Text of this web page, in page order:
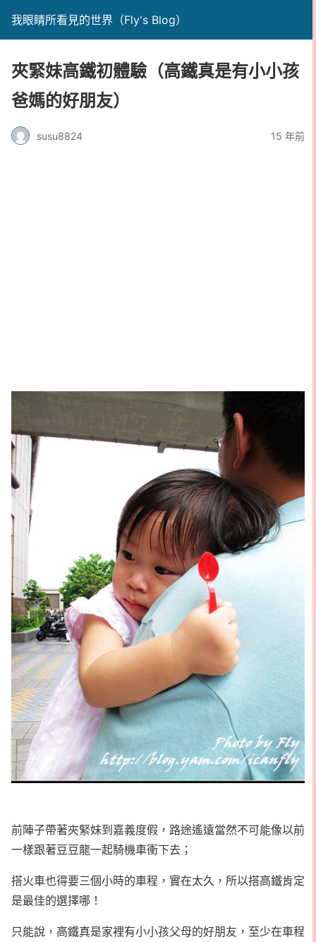
我眼睛所看見的世界（Fly's Blog）
夾緊妹高鐵初體驗（高鐵真是有小小孩
爸媽的好朋友）
susu8824 15 年前
前陣子帶著夾緊妹到嘉義度假，路途遙遠當然不可能像以前
一樣跟著豆豆龍一起騎機車衝下去；
搭火車也得要三個小時的車程，實在太久，所以搭高鐵肯定
是最佳的選擇哪！
只能說，高鐵真是家裡有小小孩父母的好朋友，至少在車程